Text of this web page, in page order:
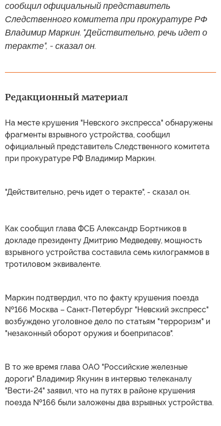
сообщил официальный представитель
Следственного комитета при прокуратуре РФ
Владимир Маркин. "Действительно, речь идет о
теракте", - сказал он.
Редакционный материал
На месте крушения "Невского экспресса" обнаружены
фрагменты взрывного устройства, сообщил
официальный представитель Следственного комитета
при прокуратуре РФ Владимир Маркин.
"Действительно, речь идет о теракте", - сказал он.
Как сообщил глава ФСБ Александр Бортников в
докладе президенту Дмитрию Медведеву, мощность
взрывного устройства составила семь килограммов в
тротиловом эквиваленте.
Маркин подтвердил, что по факту крушения поезда
№166 Москва – Санкт-Петербург "Невский экспресс"
возбуждено уголовное дело по статьям "терроризм" и
"незаконный оборот оружия и боеприпасов".
В то же время глава ОАО "Российские железные
дороги" Владимир Якунин в интервью телеканалу
"Вести-24" заявил, что на путях в районе крушения
поезда №166 были заложены два взрывных устройства.